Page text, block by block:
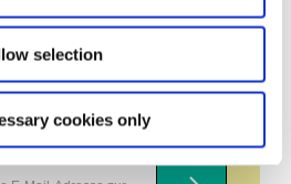
selection
cookies only
Veranstaltungen und
Wir freuen uns